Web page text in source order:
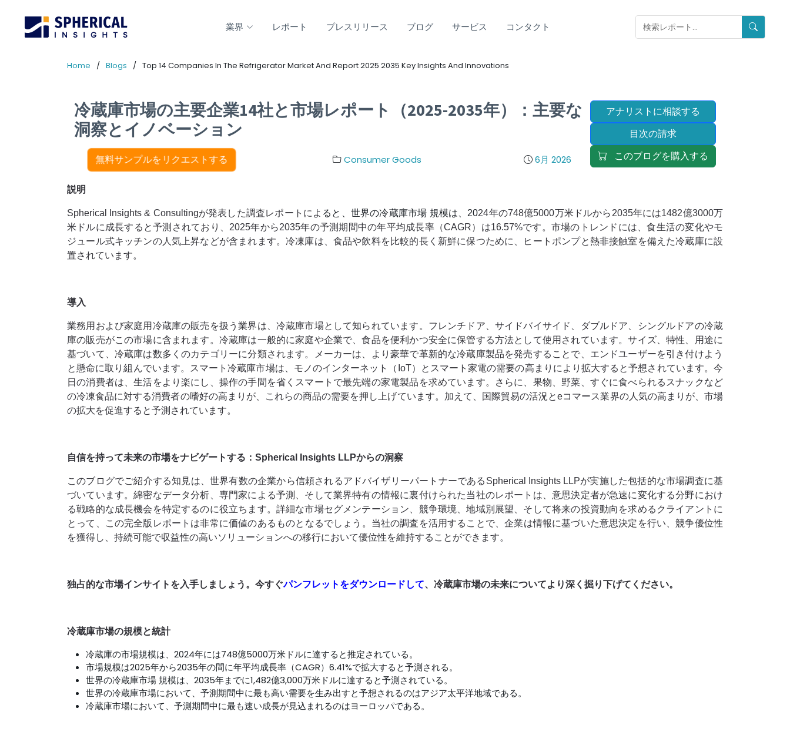
業界 レポート プレスリリース ブログ サービス コンタクト
Home Blogs Top 14 Companies In The Refrigerator Market And Report 2025 2035 Key Insights And Innovations
冷蔵庫市場の主要企業14社と市場レポート（2025-2035年）：主要な
洞察とイノベーション
無料サンプルをリクエストする Consumer Goods 6月 2026
アナリストに相談する
目次の請求
このブログを購入する
説明
Spherical Insights & Consultingが発表した調査レポートによ ると、世界の冷蔵庫市場 規模は、2024年の748億5000万米ドルから2035年には1482億3000万
米ドルに成長すると予測されており、2025年から2035年の予測期間中の年平均成長率（CAGR）は16.57%です。市場のトレンドには、食生活の変化やモ
ジュール式キッチンの人気上昇などが含まれます。冷凍庫は、食品や飲料を比較的長く新鮮に保つために、ヒートポンプと熱非接触室を備えた冷蔵庫に設
置されています。
導入
業務用および家庭用冷蔵庫の販売を扱う業界は、冷蔵庫市場として知られています。フレンチドア、サイドバイサイド、ダブルドア、シングルドアの冷蔵
庫の販売がこの市場に含まれます。冷蔵庫は一般的に家庭や企業で、食品を便利かつ安全に保管する方法として使用されています。サイズ、特性、用途に
基づいて、冷蔵庫は数多くのカテゴリーに分類されます。メーカーは、より豪華で革新的な冷蔵庫製品を発売することで、エンドユーザーを引き付けよう
と懸命に取り組んでいます。スマート冷蔵庫市場は、モノのインターネット（IoT）とスマート家電の需要の高まりにより拡大すると予想されています。今
日の消費者は、生活をより楽にし、操作の手間を省くスマートで最先端の家電製品を求めています。さらに、果物、野菜、すぐに食べられるスナックなど
の冷凍食品に対する消費者の嗜好の高まりが、これらの商品の需要を押し上げています。加えて、国際貿易の活況とeコマース業界の人気の高まりが、市場
の拡大を促進すると予測されています。
自信を持って未来の市場をナビゲートする：Spherical Insights LLPからの洞察
このブログでご紹介する知見は、世界有数の企業から信頼されるアドバイザリーパートナーであるSpherical Insights LLPが実施した包括的な市場調査に基
づいています。綿密なデータ分析、専門家による予測、そして業界特有の情報に裏付けられた当社のレポートは、意思決定者が急速に変化する分野におけ
る戦略的な成長機会を特定するのに役立ちます。詳細な市場セグメンテーション、競争環境、地域別展望、そして将来の投資動向を求めるクライアントに
とって、この完全版レポートは非​​常に価値のあるものとなるでしょう。当社の調査を活用することで、企業は情報に基づいた意思決定を行い、競争優位性
を獲得し、持続可能で収益性の高いソリューションへの移行において優位性を維持することができます。
独占的な市場インサイトを入手しましょう。今すぐパンフレットをダウンロードして、冷蔵庫市場の未来についてより深く掘り下げてください。
冷蔵庫市場の規模と統計
冷蔵庫の市場規模は、2024年には748億5000万米ドルに達すると推定されている。
市場規模は2025年から2035年の間に年平均成長率（CAGR）6.41%で拡大すると予測される。
世界の冷蔵庫市場 規模は、2035年までに1,482億3,000万米ドルに達すると予測されている。
世界の冷蔵庫市場において、予測期間中に最も高い需要を生み出すと予想されるのはアジア太平洋地域である。
冷蔵庫市場において、予測期間中に最も速い成長が見込まれるのはヨーロッパである。